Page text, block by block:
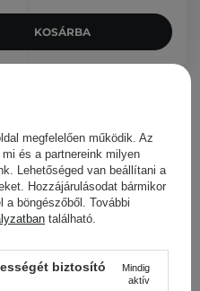
KOSÁRBA
szigetre
vinnék egy
terméket, jó
csillapítja a
nem csak az arcon -
megfelelően működik. Az
és a partnereink milyen
Lehetőséged van beállítani a
Hozzájárulásodat bármikor
böngészőből. További
található.
biztosító
Mindig
aktív